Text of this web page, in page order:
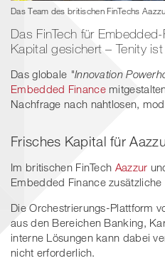
Das Team des britischen FinTechs
Das FinTech für
Kapital gesichert – Tenity
Das globale "Innovation
Embedded Finance
Nachfrage nach nahtlosen,
Frisches Kapital für
Im britischen FinTech Aazzur
Embedded Finance
Die Orchestrierungs-Plattform
aus den Bereichen Banking,
interne Lösungen kann dabei
nicht erforderlich.